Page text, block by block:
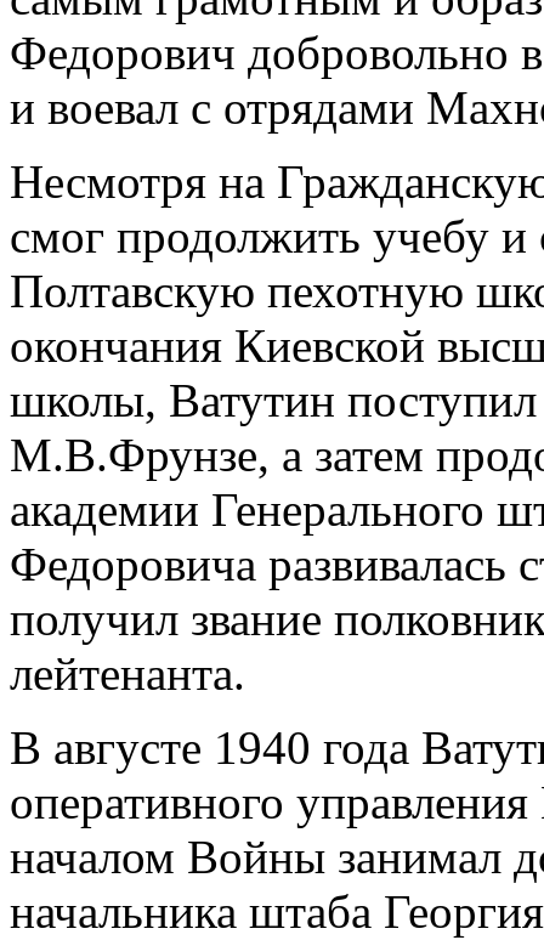
Федорович добровольно
и воевал с отрядами
Несмотря на
смог продолжить учебу и
Полтавскую пехотную
окончания Киевской
школы, Ватутин
М.В.Фрунзе, а затем
академии Генерального
Федоровича развивалась
получил звание
лейтенанта.
В августе 1940 года
оперативного
началом Войны занимал
начальника штаба